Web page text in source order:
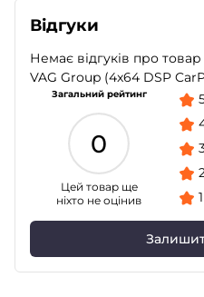
Відгуки
Немає відгуків про
VAG Group (4x64 DSP
Загальний рейтинг
0
Цей товар ще
ніхто не оцінив
1